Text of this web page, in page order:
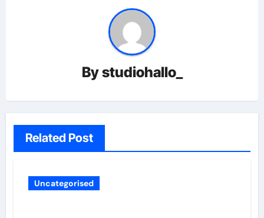
Bystudiohallo_
Related Post
Uncategorised